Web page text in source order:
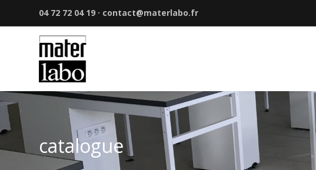
04 72 72 04 19 · contact@materlabo.fr
catalogue